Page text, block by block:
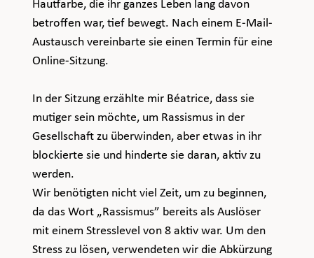
Hautfarbe, die ihr ganzes Leben lang davon
betroffen war, tief bewegt. Nach einem E-Mail-
Austausch vereinbarte sie einen Termin für eine
Online-Sitzung.
In der Sitzung erzählte mir Béatrice, dass sie
mutiger sein möchte, um Rassismus in der
Gesellschaft zu überwinden, aber etwas in ihr
blockierte sie und hinderte sie daran, aktiv zu
werden.
Wir benötigten nicht viel Zeit, um zu beginnen,
da das Wort „Rassismus” bereits als Auslöser
mit einem Stresslevel von 8 aktiv war. Um den
Stress zu lösen, verwendeten wir die Abkürzung